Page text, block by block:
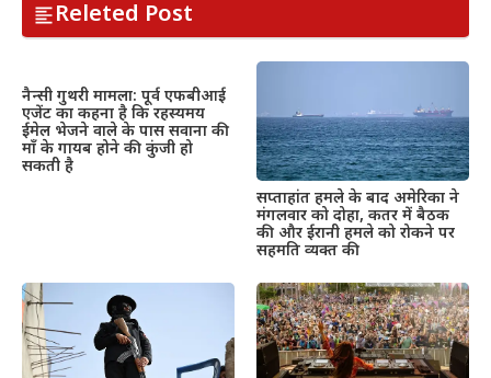
Releted Post
नैन्सी गुथरी मामला: पूर्व एफबीआई
एजेंट का कहना है कि रहस्यमय
ईमेल भेजने वाले के पास सवाना की
माँ के गायब होने की कुंजी हो
सकती है
सप्ताहांत हमले के बाद अमेरिका ने
मंगलवार को दोहा, कतर में बैठक
की और ईरानी हमले को रोकने पर
सहमति व्यक्त की